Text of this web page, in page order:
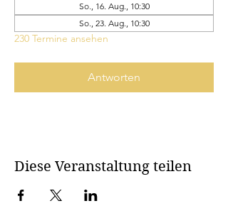
So., 16. Aug., 10:30
So., 23. Aug., 10:30
230 Termine ansehen
Antworten
Diese Veranstaltung teilen